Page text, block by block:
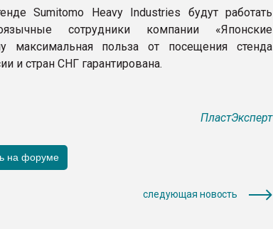
Sumitomo Heavy Industries будут работать
сотрудники компании «Японские
максимальная польза от посещения стенда
и стран СНГ гарантирована.
ПластЭксперт
следующая новость